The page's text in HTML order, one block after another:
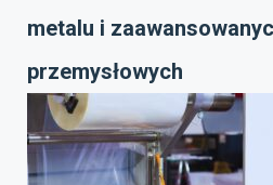
metalu i
przemysłowych